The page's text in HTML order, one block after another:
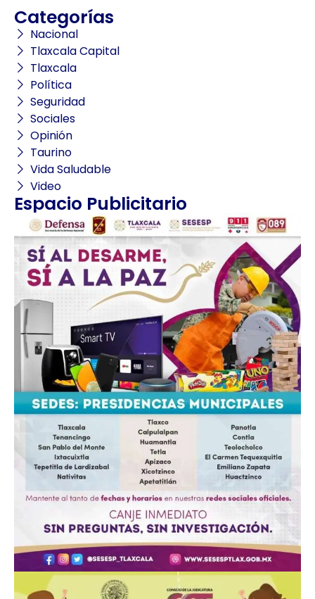
Categorías
Nacional
Tlaxcala Capital
Tlaxcala
Política
Seguridad
Sociales
Opinión
Taurino
Vida Saludable
Video
Espacio Publicitario